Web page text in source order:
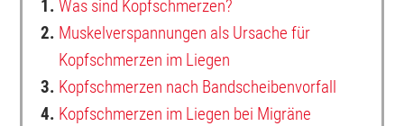
1. Was sind Kopfschmerzen?
2. Muskelverspannungen als Ursache für
Kopfschmerzen im Liegen
3. Kopfschmerzen nach Bandscheibenvorfall
4. Kopfschmerzen im Liegen bei Migräne